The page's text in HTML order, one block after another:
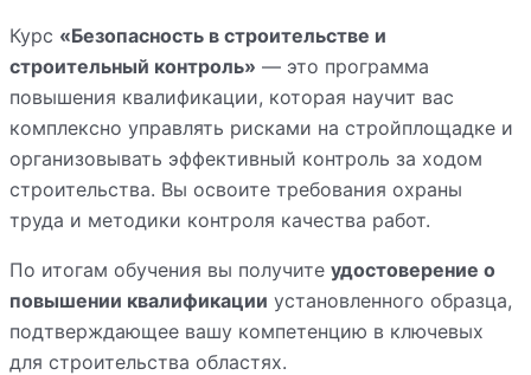
Курс «Безопасность в строительстве и
строительный контроль» — это программа
повышения квалификации, которая научит вас
комплексно управлять рисками на стройплощадке и
организовывать эффективный контроль за ходом
строительства. Вы освоите требования охраны
труда и методики контроля качества работ.
По итогам обучения вы получите удостоверение о
повышении квалификации установленного образца,
подтверждающее вашу компетенцию в ключевых
для строительства областях.